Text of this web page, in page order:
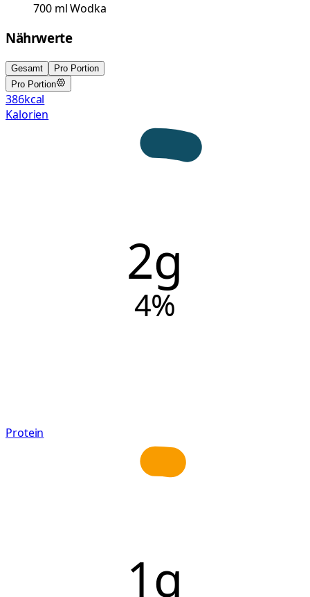
700 mlWodka
Nährwerte
Gesamt
Pro Portion
Pro Portion
386kcal
Kalorien
2g
4%
Protein
1g